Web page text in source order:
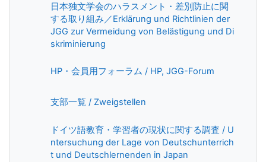
日本独文学会のハラスメント・差別防止に関
する取り組み／Erklärung und Richtlinien der
JGG zur Vermeidung von Belästigung und Di
skriminierung
HP・会員用フォーラム / HP, JGG-Forum
支部一覧 / Zweigstellen
ドイツ語教育・学習者の現状に関する調査 / U
ntersuchung der Lage von Deutschunterrich
t und Deutschlernenden in Japan